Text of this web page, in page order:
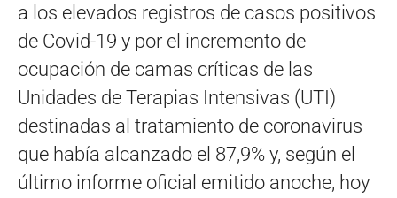
a los elevados registros de casos positivos
de Covid-19 y por el incremento de
ocupación de camas críticas de las
Unidades de Terapias Intensivas (UTI)
destinadas al tratamiento de coronavirus
que había alcanzado el 87,9% y, según el
último informe oficial emitido anoche, hoy